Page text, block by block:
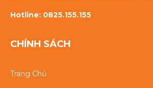
Hotline: 0825.155.155
CHÍNH SÁCH
Trang Chủ